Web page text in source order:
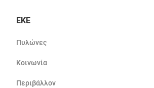
ΕΚΕ
Πυλώνες
Κοινωνία
Περιβάλλον